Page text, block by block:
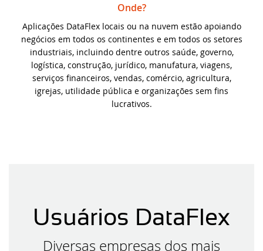
Onde?
Aplicações DataFlex locais ou na nuvem estão apoiando
negócios em todos os continentes e em todos os setores
industriais, incluindo dentre outros saúde, governo,
logística, construção, jurídico, manufatura, viagens,
serviços financeiros, vendas, comércio, agricultura,
igrejas, utilidade pública e organizações sem fins
lucrativos.
Usuários DataFlex
Diversas empresas dos mais
domínio de CI
Novas videoaulas adicionadas:
Conhecendo os Controles Web - parte 6
Synergy 2023 em Louisville: um sucesso e
um vislumbre do futuro
Lançadas Novas Bibliotecas e Ferramentas